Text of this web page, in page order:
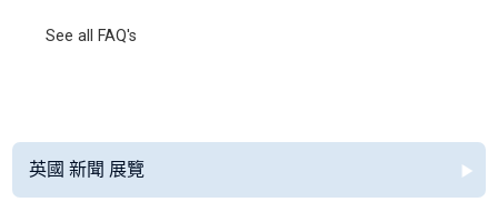
See all FAQ's
英國 新聞 展覽